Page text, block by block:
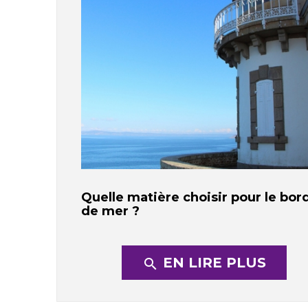
Quelle matière choisir pour le
de mer ?
search EN LIRE PLUS